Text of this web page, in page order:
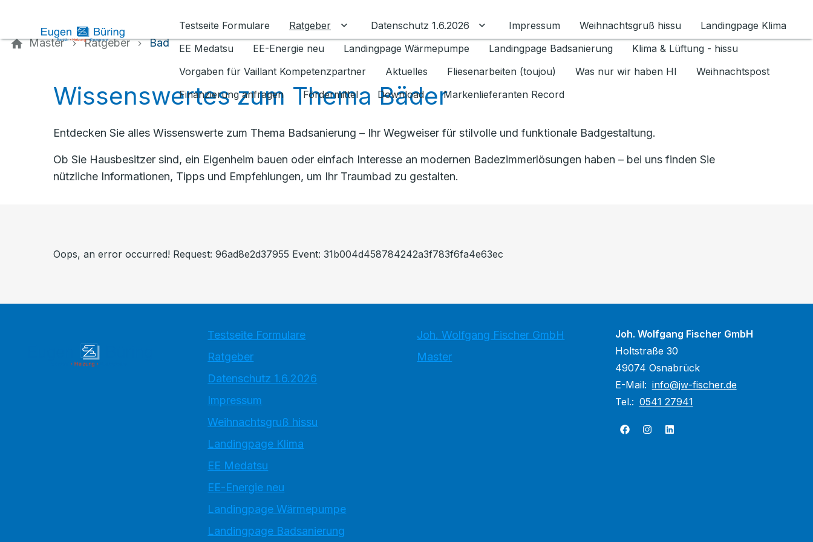
Testseite Formulare
Ratgeber Untermenü für Ratgeber umschalten
Datenschutz 1.6.2026 Untermenü für Datenschutz 1.6.2026 umschalten
Impressum Weihnachtsgruß hissu
Landingpage Klima
EE Medatsu
EE-Energie neu Landingpage Wärmepumpe Landingpage Badsanierung
Klima & Lüftung - hissu
Vorgaben für Vaillant Kompetenzpartner
Aktuelles Fliesenarbeiten (toujou) Was nur wir haben HI
Weihnachtspost
Finanzierung anfragen
Fördermittel Download Markenlieferanten Record
Master Ratgeber Bad
Wissenswertes zum Thema Bäder
Entdecken Sie alles Wissenswerte zum Thema Badsanierung – Ihr Wegweiser für stilvolle und funktionale Badgestaltung.
Ob Sie Hausbesitzer sind, ein Eigenheim bauen oder einfach Interesse an modernen Badezimmerlösungen haben – bei uns finden Sie
nützliche Informationen, Tipps und Empfehlungen, um Ihr Traumbad zu gestalten.
Oops, an error occurred! Request: 96ad8e2d37955 Event: 31b004d458784242a3f783f6fa4e63ec
Testseite Formulare
Ratgeber
Datenschutz 1.6.2026
Impressum
Weihnachtsgruß hissu
Landingpage Klima
EE Medatsu
EE-Energie neu
Landingpage Wärmepumpe
Landingpage Badsanierung
Joh. Wolfgang Fischer GmbH
Master
Joh. Wolfgang Fischer GmbH
Holtstraße 30
49074 Osnabrück
E-Mail: info@jw-fischer.de
Tel.: 0541 27941